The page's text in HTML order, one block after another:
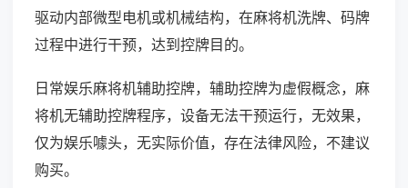
驱动内部微型电机或机械结构，在麻将机洗牌、码牌
过程中进行干预，达到控牌目的。
日常娱乐麻将机辅助控牌，辅助控牌为虚假概念，麻
将机无辅助控牌程序，设备无法干预运行，无效果，
仅为娱乐噱头，无实际价值，存在法律风险，不建议
购买。